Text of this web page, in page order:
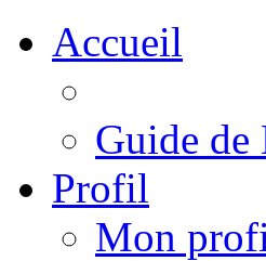
Accueil
Guide de
Profil
Mon